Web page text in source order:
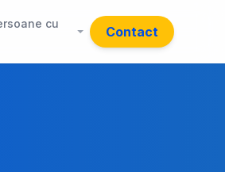
cu
Contact